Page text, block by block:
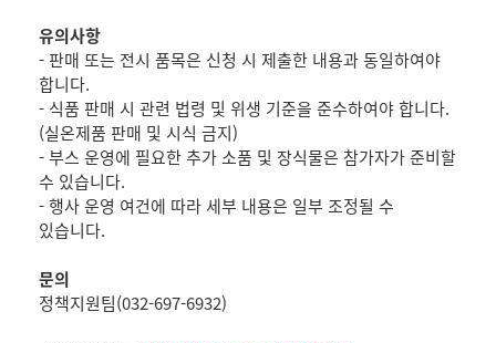
유의사항
- 판매 또는 전시 품목은 신청 시 제출한 내용과 동일하여야
합니다.
- 식품 판매 시 관련 법령 및 위생 기준을 준수하여야 합니다.
(실온제품 판매 및 시식 금지)
- 부스 운영에 필요한 추가 소품 및 장식물은 참가자가 준비할
수 있습니다.
- 행사 운영 여건에 따라 세부 내용은 일부 조정될 수
있습니다.
문의
정책지원팀(032-697-6932)